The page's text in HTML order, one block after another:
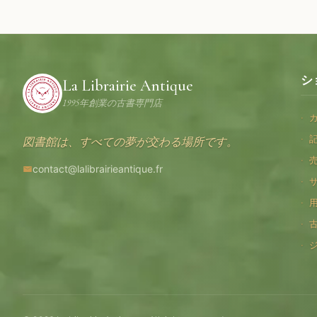
La Librairie Antique
1995年創業の古書専門店
図書館は、すべての夢が交わる場所です。
contact@lalibrairieantique.fr
シ